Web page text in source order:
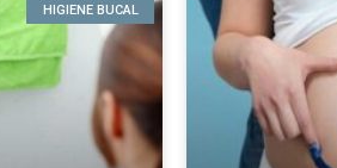
HIGIENE BUCAL